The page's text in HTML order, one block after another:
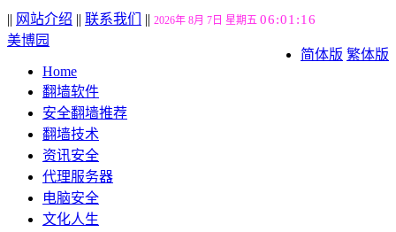
|| 网站介绍 || 联系我们 || 2026年 8月 7日 星期五 06:01:16
简体版 繁体版
美博园
Home
翻墙软件
安全翻墙推荐
翻墙技术
资讯安全
代理服务器
电脑安全
文化人生